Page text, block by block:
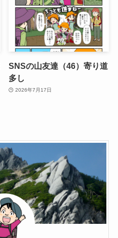
SNSの山友達（46）寄り道
多し
2026年7月17日